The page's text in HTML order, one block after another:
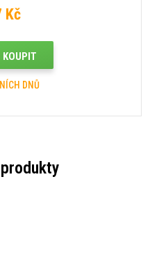
Kč
KOUPIT
DNŮ